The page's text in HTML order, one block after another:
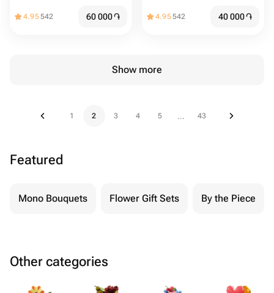
с цветами
4.95542 60 000֏ 4.95542 40 000֏
Show more
1 2 3 4 5 ... 43
Featured
Mono Bouquets Flower Gift Sets By the Piece
Other categories